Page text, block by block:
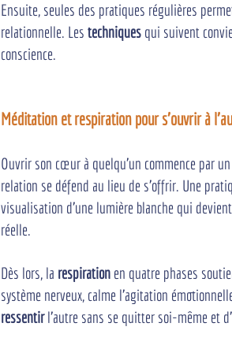
Ensuite, seules des pratiques régulières
relationnelle. Les techniques qui suivent
conscience.
Méditation et respiration pour s'ouvrir à
Ouvrir son cœur à quelqu’un commence par
relation se défend au lieu de s’offrir. Une
visualisation d’une lumière blanche qui
réelle.
Dès lors, la respiration en quatre phases
système nerveux, calme l’agitation
ressentir l’autre sans se quitter soi-même et